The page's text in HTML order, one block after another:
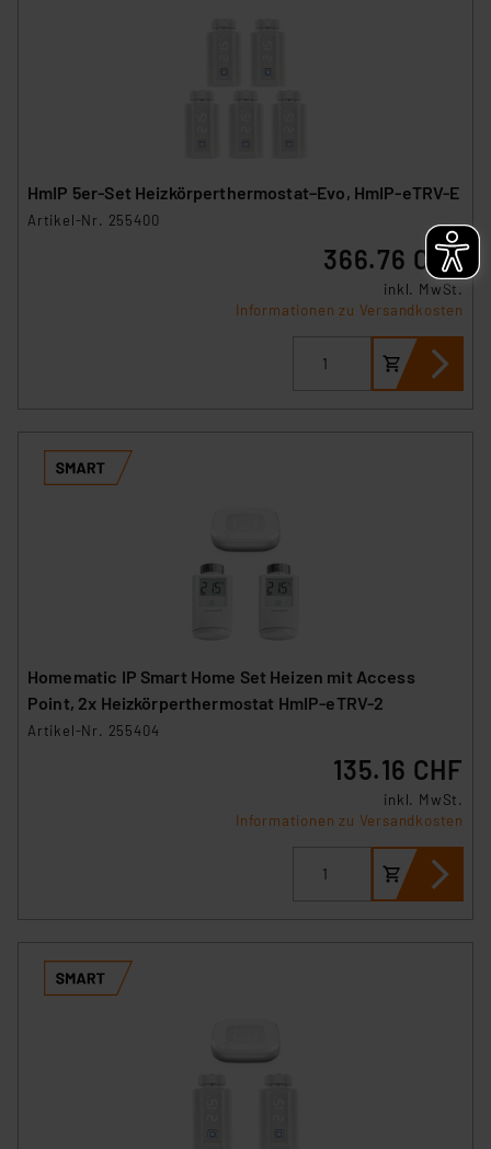
HmIP 5er-Set Heizkörperthermostat–Evo, HmIP-eTRV-E
Artikel-Nr. 255400
366.76 CHF
inkl. MwSt.
Informationen zu Versandkosten
Homematic IP Smart Home Set Heizen mit Access
Point, 2x Heizkörperthermostat HmIP-eTRV-2
Artikel-Nr. 255404
135.16 CHF
inkl. MwSt.
Informationen zu Versandkosten